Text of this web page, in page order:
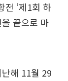
전 ‘제1회 하
끝으로 마
해 11월 29